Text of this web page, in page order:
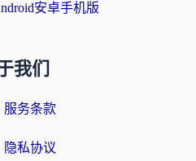
安卓手机版
我们
服务条款
隐私协议